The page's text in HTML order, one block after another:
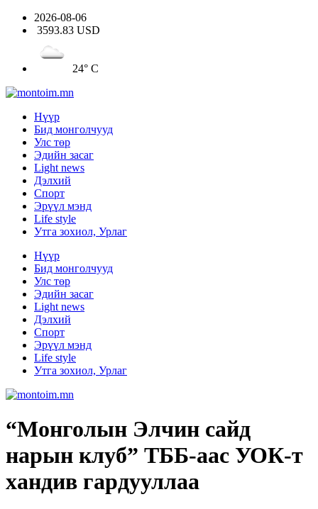
2026-08-06
3593.83 USD
24° C
Нүүр
Бид монголчууд
Улс төр
Эдийн засаг
Light news
Дэлхий
Спорт
Эрүүл мэнд
Life style
Утга зохиол, Урлаг
Нүүр
Бид монголчууд
Улс төр
Эдийн засаг
Light news
Дэлхий
Спорт
Эрүүл мэнд
Life style
Утга зохиол, Урлаг
“Монголын Элчин сайд
нарын клуб” ТББ-аас УОК-т
хандив гардууллаа